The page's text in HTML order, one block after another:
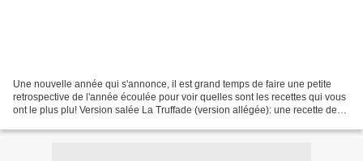
Une nouvelle année qui s'annonce, il est grand temps de faire une petite
retrospective de l'année écoulée pour voir quelles sont les recettes qui vous
ont le plus plu! Version salée La Truffade (version allégée): une recette de